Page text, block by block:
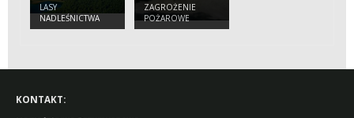
LASY
NADLEŚNICTWA
ZAGROŻENIE
POŻAROWE
KONTAKT: